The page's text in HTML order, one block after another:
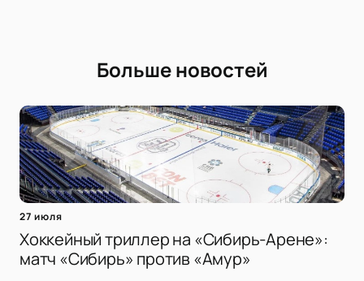
Больше новостей
27 июля
Хоккейный триллер на «Сибирь-Арене»:
матч «Сибирь» против «Амур»